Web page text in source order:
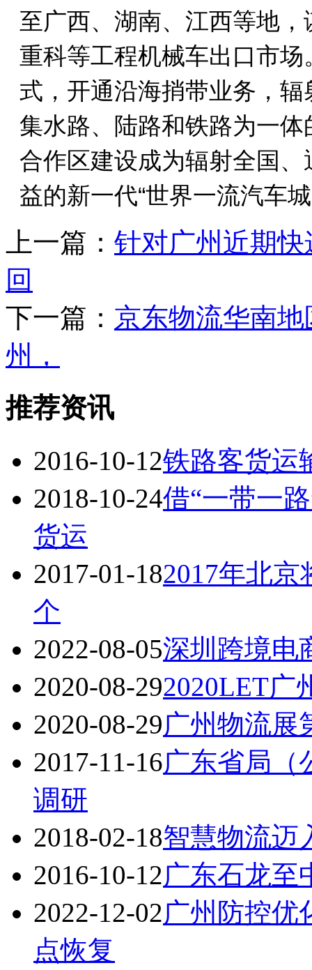
至广西、湖南、江西等地
重科等工程机械车出口市
式，开通沿海捎带业务，
集水路、陆路和铁路为一
合作区建设成为辐射全国
益的新一代“世界一流汽车
上一篇： 针对广州近期
回
下一篇： 京东物流华南
州，
推荐资讯
2016-10-12铁路客货运
2018-10-24借“一带一
货运
2017-01-182017年北京
个
2022-08-05深圳跨境电
2020-08-292020LET广
2020-08-29广州物流展
2017-11-16广东省局（
调研
2018-02-18智慧物流迈
2016-10-12广东石龙至
2022-12-02广州防控优
点恢复